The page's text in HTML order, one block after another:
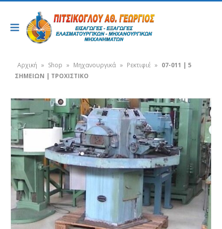
Αρχική » Shop » Μηχανουργικά » Ρεκτιφιέ » 07-011 | 5
ΣΗΜΕΙΩΝ | ΤΡΟΧΙΣΤΙΚΟ